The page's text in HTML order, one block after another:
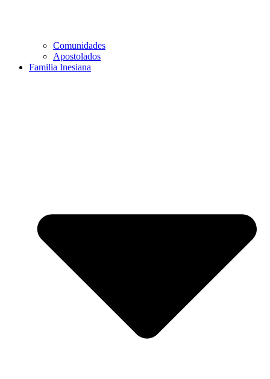
Comunidades
Apostolados
Familia Inesiana